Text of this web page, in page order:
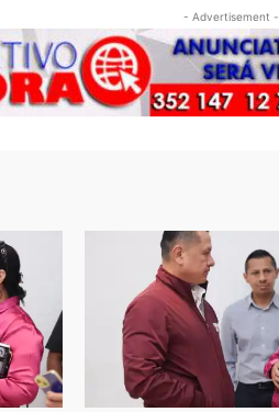
- Advertisement -